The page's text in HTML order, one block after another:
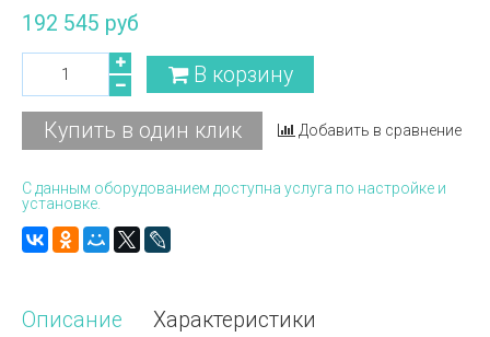
192 545 руб
В корзину
Купить в один клик Добавить в сравнение
С данным оборудованием доступна услуга по настройке и
установке.
Описание Характеристики